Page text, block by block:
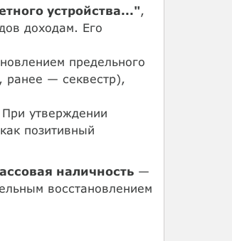
устройства...",
доходам. Его
предельного
ранее — секвестр),
утверждении
позитивный
наличность—
восстановлением